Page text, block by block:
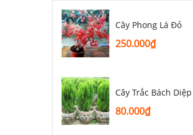
Cây Phong Lá Đỏ
250.000₫
Cây Trắc Bách Diệp
80.000₫